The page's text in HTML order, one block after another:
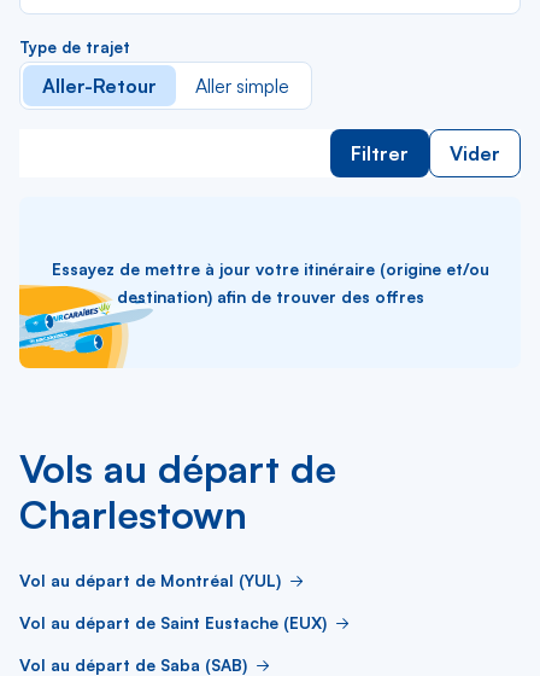
Type de trajet
Aller-Retour Aller simple
Filtrer Vider
Essayez de mettre à jour votre itinéraire (origine et/ou
destination) afin de trouver des offres
Vols au départ de
Charlestown
Vol au départ de Montréal (YUL)
Vol au départ de Saint Eustache (EUX)
Vol au départ de Saba (SAB)